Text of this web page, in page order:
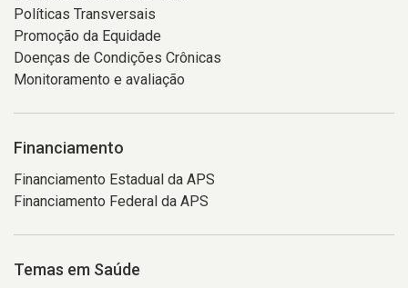
Políticas Transversais
Promoção da Equidade
Doenças de Condições Crônicas
Monitoramento e avaliação
Financiamento
Financiamento Estadual da APS
Financiamento Federal da APS
Temas em Saúde